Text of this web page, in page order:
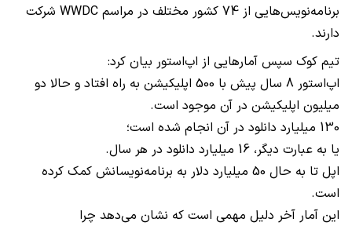
برنامه‌نویس‌هایی از 74 کشور مختلف در مراسم WWDC شرکت
دارند.
تیم کوک سپس آمارهایی از اپ‌استور بیان کرد:
اپ‌استور 8 سال پیش با 500 اپلیکیشن به راه افتاد و حالا دو
میلیون اپلیکیشن در آن موجود است.
130 میلیارد دانلود در آن انجام شده است؛
یا به عبارت دیگر، 16 میلیارد دانلود در هر سال.
اپل تا به حال 50 میلیارد دلار به برنامه‌نویسانش کمک کرده
است.
این آمار آخر دلیل مهمی است که نشان می‌دهد چرا